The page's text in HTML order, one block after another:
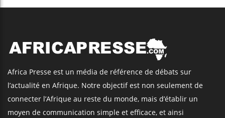
Africa Presse est un média de référence de débats sur
l’actualité en Afrique. Notre objectif est non seulement de
connecter l’Afrique au reste du monde, mais d’établir un
moyen de communication simple et efficace, et ainsi